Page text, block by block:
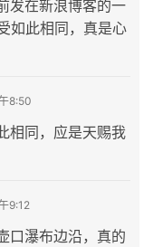
发在新浪博客的一
如此相同，真是心
8:50
相同，应是天赐我
9:12
口瀑布边沿，真的